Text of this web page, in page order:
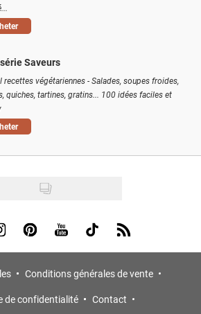
Saveurs
recettes végétariennes - Salades, soupes froides,
quiches, tartines, gratins... 100 idées faciles et
Facebook
us on Instagram
Visit us on Pinterest
Visit us on Youtube
Visit us on Tiktok
Visit us on Rss
Conditions générales de vente
de confidentialité
Contact